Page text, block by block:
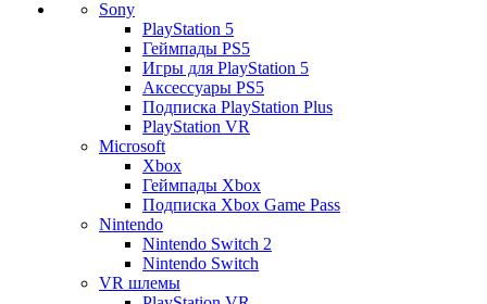
Sony
PlayStation 5
Геймпады PS5
Игры для PlayStation 5
Аксессуары PS5
Подписка PlayStation Plus
PlayStation VR
Microsoft
Xbox
Геймпады Xbox
Подписка Xbox Game Pass
Nintendo
Nintendo Switch 2
Nintendo Switch
VR шлемы